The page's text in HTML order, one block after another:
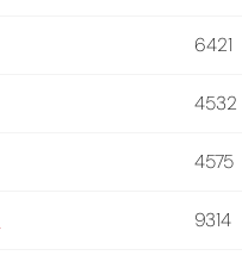
6421
4532
4575
9314